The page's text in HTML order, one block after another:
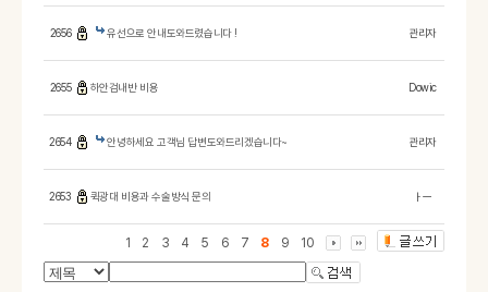
2656 유선으로 안내도와드렸습니다 ! 관리자
2655 하안검내반 비용 Dowic
2654 안녕하세요 고객님 답변도와드리겠습니다~ 관리자
2653 퀵광대 비용과 수술방식 문의 ㅏㅡ
1 2 3 4 5 6 7 8 9 10